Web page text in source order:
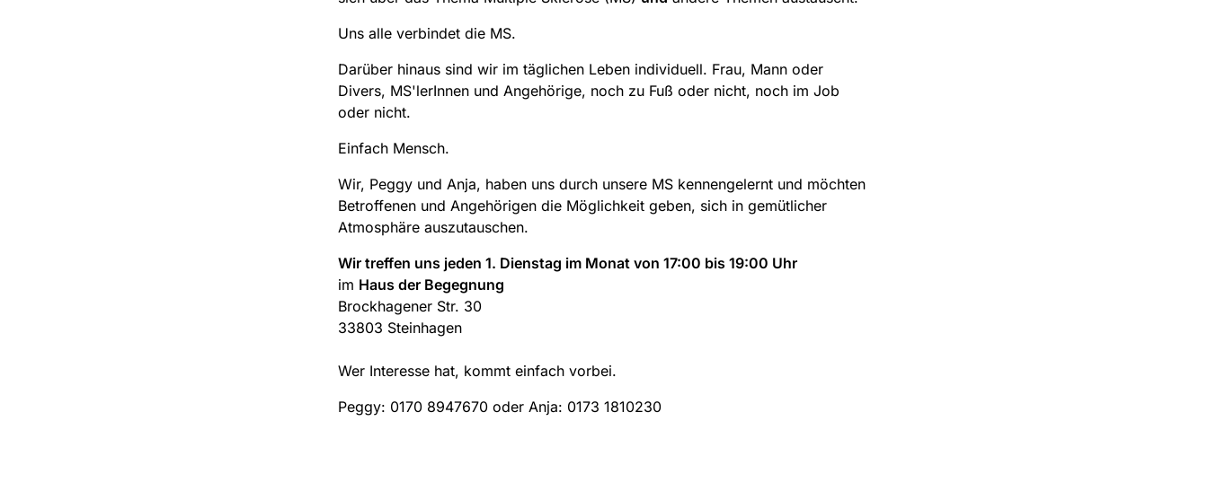
Uns alle verbindet die MS.
Darüber hinaus sind wir im täglichen Leben individuell. Frau, Mann oder
Divers, MS'lerInnen und Angehörige, noch zu Fuß oder nicht, noch im Job
oder nicht.
Einfach Mensch.
Wir, Peggy und Anja, haben uns durch unsere MS kennengelernt und möchten
Betroffenen und Angehörigen die Möglichkeit geben, sich in gemütlicher
Atmosphäre auszutauschen.
Wir treffen uns jeden 1. Dienstag im Monat von 17:00 bis 19:00 Uhr
im Haus der Begegnung
Brockhagener Str. 30
33803 Steinhagen
Wer Interesse hat, kommt einfach vorbei.
Peggy: 0170 8947670 oder Anja: 0173 1810230